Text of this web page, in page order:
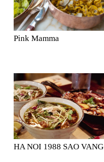
Pink Mamma
HA NOI 1988 SAO VANG